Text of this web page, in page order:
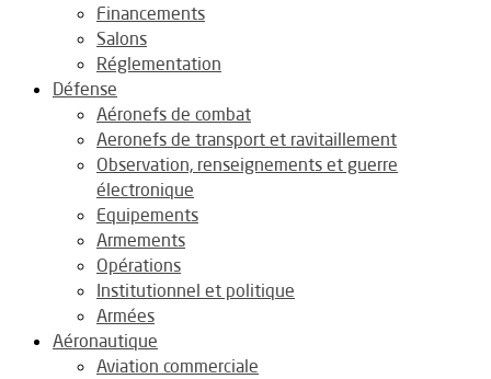
Financements
Salons
Réglementation
Défense
Aéronefs de combat
Aeronefs de transport et ravitaillement
Observation, renseignements et guerre
électronique
Equipements
Armements
Opérations
Institutionnel et politique
Armées
Aéronautique
Aviation commerciale